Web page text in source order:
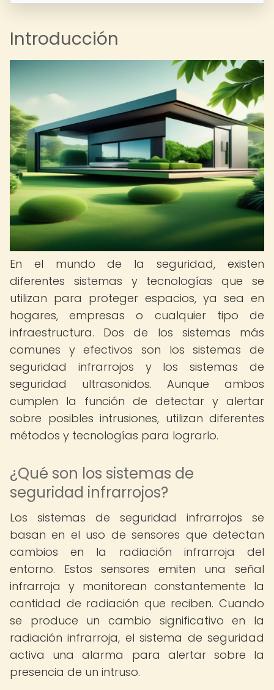
Introducción
En el mundo de la seguridad, existen
diferentes sistemas y tecnologías que se
utilizan para proteger espacios, ya sea en
hogares, empresas o cualquier tipo de
infraestructura. Dos de los sistemas más
comunes y efectivos son los sistemas de
seguridad infrarrojos y los sistemas de
seguridad ultrasonidos. Aunque ambos
cumplen la función de detectar y alertar
sobre posibles intrusiones, utilizan diferentes
métodos y tecnologías para lograrlo.
¿Qué son los sistemas de
seguridad infrarrojos?
Los sistemas de seguridad infrarrojos se
basan en el uso de sensores que detectan
cambios en la radiación infrarroja del
entorno. Estos sensores emiten una señal
infrarroja y monitorean constantemente la
cantidad de radiación que reciben. Cuando
se produce un cambio significativo en la
radiación infrarroja, el sistema de seguridad
activa una alarma para alertar sobre la
presencia de un intruso.